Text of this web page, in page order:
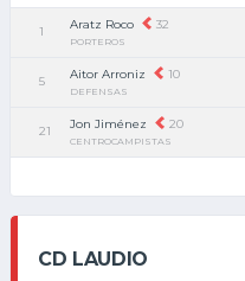
1 Aratz Roco 32
PORTEROS
5 Aitor Arroniz 10
DEFENSAS
21 Jon Jiménez 20
CENTROCAMPISTAS
CD LAUDIO